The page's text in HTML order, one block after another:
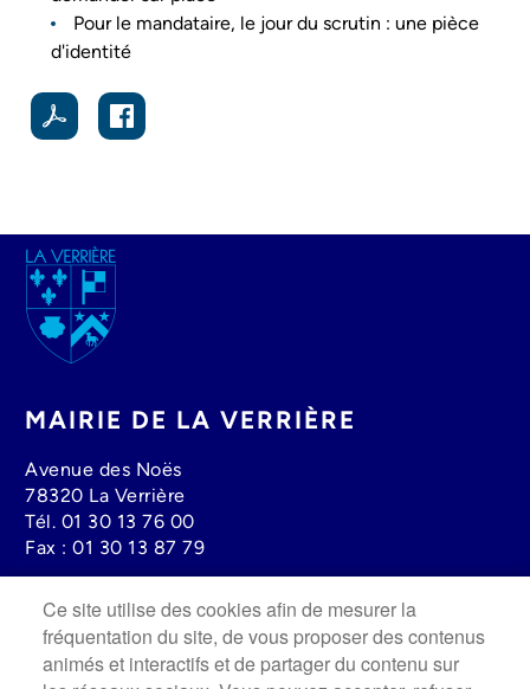
Pour le mandataire, le jour du scrutin : une pièce
d'identité
Image
MAIRIE DE LA VERRIÈRE
Avenue des Noës
78320 La Verrière
Tél. 01 30 13 76 00
Fax : 01 30 13 87 79
Lundi au mercredi : 08h30 à 12h00 - 13h30 à 17h30
Jeudi : 13h30 à 19h00
Vendredi : 8h30 à 12h00 - 13h30 à 17h
Ce site utilise des cookies afin de mesurer la
fréquentation du site, de vous proposer des contenus
animés et interactifs et de partager du contenu sur